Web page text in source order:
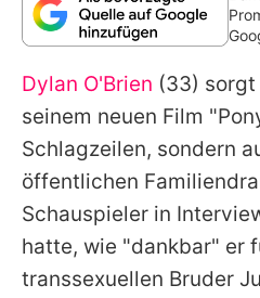
Promiflash
Alle Themen
App
Redaktionelle
Dylan O'Brien (33)
seinem neuen Film
Schlagzeilen, sondern
öffentlichen
Schauspieler in
hatte, wie "dankbar" er
transsexuellen Bruder